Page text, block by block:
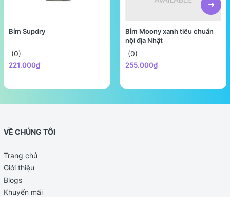
Bỉm Supdry
(0)
221.000₫
Bỉm Moony xanh tiêu chuẩn
nội địa Nhật
(0)
255.000₫
VỀ CHÚNG TÔI
Trang chủ
Giới thiệu
Blogs
Khuyến mãi